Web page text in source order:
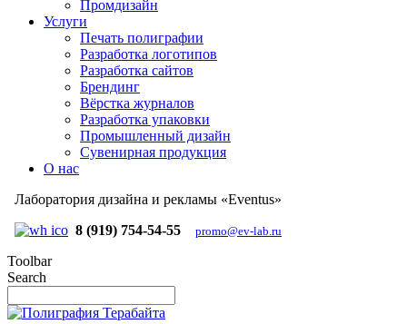
Промдизайн
Услуги
Печать полиграфии
Разработка логотипов
Разработка сайтов
Брендинг
Вёрстка журналов
Разработка упаковки
Промышленный дизайн
Сувенирная продукция
О нас
Лаборатория дизайна и рекламы «Eventus»
8 (919) 754-54-55
promo@ev-lab.ru
Toolbar
Search